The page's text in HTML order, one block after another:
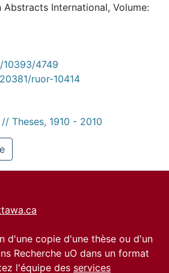
International, Volume:
4749
ruor-10414
Theses, 1910 - 2010
d'une copie d'une thèse ou d'un
Recherche uO dans un format
l'équipe des services